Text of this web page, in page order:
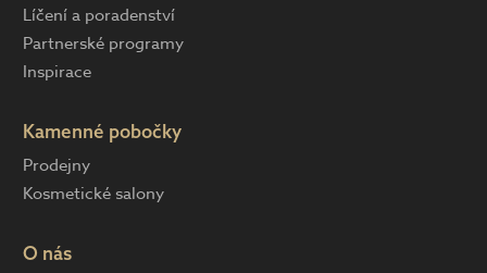
Líčení a poradenství
Partnerské programy
Inspirace
Kamenné pobočky
Prodejny
Kosmetické salony
O nás